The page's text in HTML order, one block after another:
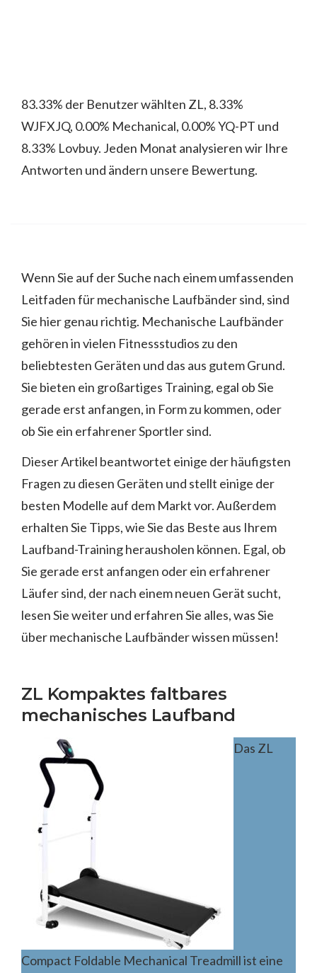
83.33% der Benutzer wählten ZL, 8.33%
WJFXJQ, 0.00% Mechanical, 0.00% ‎YQ-PT und
8.33% Lovbuy. Jeden Monat analysieren wir Ihre
Antworten und ändern unsere Bewertung.
Wenn Sie auf der Suche nach einem umfassenden
Leitfaden für mechanische Laufbänder sind, sind
Sie hier genau richtig. Mechanische Laufbänder
gehören in vielen Fitnessstudios zu den
beliebtesten Geräten und das aus gutem Grund.
Sie bieten ein großartiges Training, egal ob Sie
gerade erst anfangen, in Form zu kommen, oder
ob Sie ein erfahrener Sportler sind.
Dieser Artikel beantwortet einige der häufigsten
Fragen zu diesen Geräten und stellt einige der
besten Modelle auf dem Markt vor. Außerdem
erhalten Sie Tipps, wie Sie das Beste aus Ihrem
Laufband-Training herausholen können. Egal, ob
Sie gerade erst anfangen oder ein erfahrener
Läufer sind, der nach einem neuen Gerät sucht,
lesen Sie weiter und erfahren Sie alles, was Sie
über mechanische Laufbänder wissen müssen!
ZL Kompaktes faltbares
mechanisches Laufband
Das ZL
Compact Foldable Mechanical Treadmill ist eine